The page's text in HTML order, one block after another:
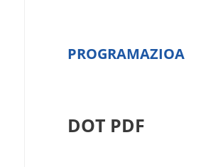
PROGRAMAZIOA
DOT PDF